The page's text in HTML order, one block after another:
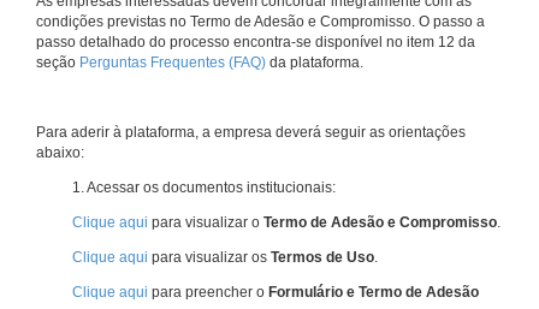
condições previstas no Termo de Adesão e Compromisso. O passo a
passo detalhado do processo encontra-se disponível no item 12 da
seção Perguntas Frequentes (FAQ) da plataforma.
Para aderir à plataforma, a empresa deverá seguir as orientações
abaixo:
1. Acessar os documentos institucionais:
Clique aqui para visualizar o Termo de Adesão e Compromisso.
Clique aqui para visualizar os Termos de Uso.
Clique aqui para preencher o Formulário e Termo de Adesão